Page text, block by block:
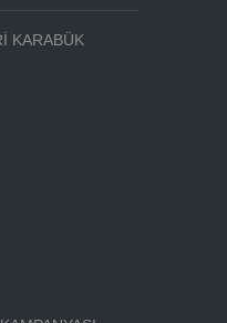
KARABÜK